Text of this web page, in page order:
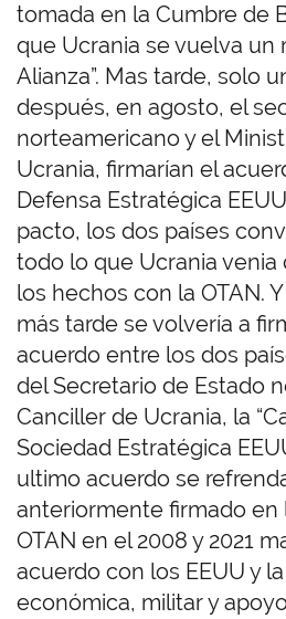
tomada en la Cumbre de
que Ucrania se vuelva un
Alianza”. Mas tarde, solo
después, en agosto, el
norteamericano y el
Ucrania, firmarían el
Defensa Estratégica
pacto, los dos países
todo lo que Ucrania venia
los hechos con la OTAN.
más tarde se volvería a
acuerdo entre los dos
del Secretario de Estado
Canciller de Ucrania, la
Sociedad Estratégica
ultimo acuerdo se
anteriormente firmado en
OTAN en el 2008 y 2021
acuerdo con los EEUU y
económica, militar y